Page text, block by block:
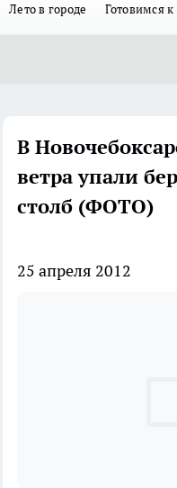
Лето в городе Готовимся
В
ветра упали
столб (ФОТО)
25 апреля 2012